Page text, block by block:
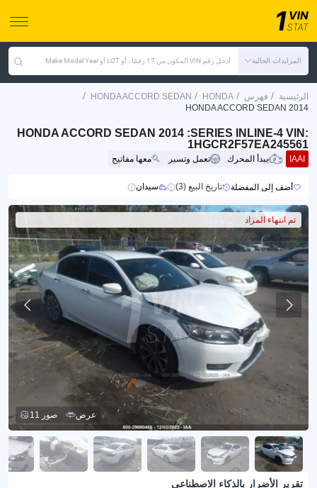
المزايدات الحالية أدخل رقم VIN المكون من 17 رقمًا ، أو LOT أو Make Model Year
الرئيسية / فهرس /
HONDA
/
HONDA ACCORD SEDAN
/
HONDA ACCORD SEDAN 2014
HONDA ACCORD SEDAN 2014 :SERIES INLINE-4 VIN:
1HGCR2F57EA245561
IAAI يبدأ المحرك تعمل وتسير معها مفاتيح
أضف إلى المفضلة تاريخ البيع (3) سيدان
تم انتهاء المزاد
11 صور عرض
تقرير الأضرار بالذكاء الاصطناعي